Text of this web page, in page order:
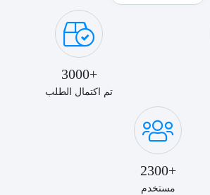
+3000
تم اكتمال الطلب
+2300
مستخدم